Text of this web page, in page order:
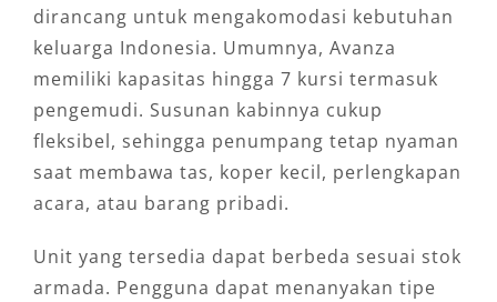
dirancang untuk mengakomodasi kebutuhan
keluarga Indonesia. Umumnya, Avanza
memiliki kapasitas hingga 7 kursi termasuk
pengemudi. Susunan kabinnya cukup
fleksibel, sehingga penumpang tetap nyaman
saat membawa tas, koper kecil, perlengkapan
acara, atau barang pribadi.
Unit yang tersedia dapat berbeda sesuai stok
armada. Pengguna dapat menanyakan tipe